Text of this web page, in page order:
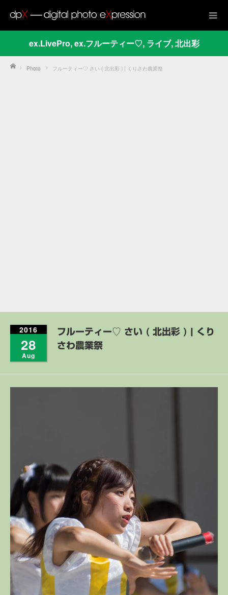
ex.LivePro,ex.フルーティー♡, ライブ,北出彩
Home Photo フルーティー♡ さい ( 北出彩 ) | くりさわ農業祭
2016
28
Aug
フルーティー♡ さい ( 北出彩 ) | くり
さわ農業祭